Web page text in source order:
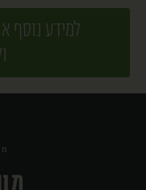
למידע נוסף